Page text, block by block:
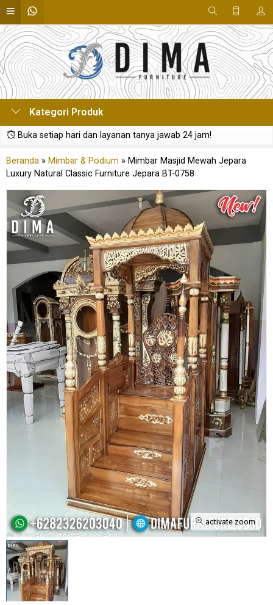
Kategori Produk
Buka setiap hari dan layanan tanya jawab 24 jam!
Beranda » Mimbar & Podium » Mimbar Masjid Mewah Jepara
Luxury Natural Classic Furniture Jepara BT-0758
activate zoom